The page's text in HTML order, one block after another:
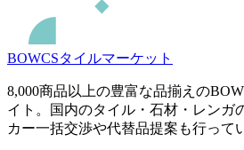
BOWCSタイルマーケット
8,000商品以上の豊富な品揃えの
イト。国内のタイル・石材・レンガ
カー一括交渉や代替品提案も行って